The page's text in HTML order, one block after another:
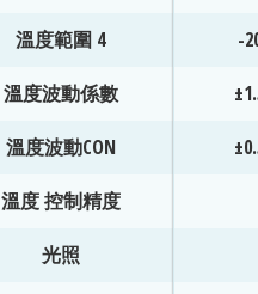
溫度範圍 4
溫度波動係數
溫度波動CON
溫度 控制精度
光照
-